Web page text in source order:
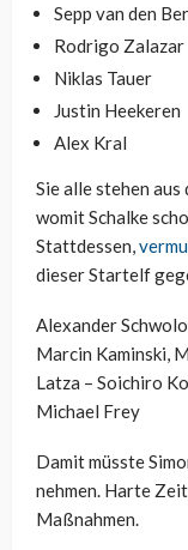
Sepp van den
Rodrigo Zalazar
Niklas Tauer
Justin Heekeren
Alex Kral
Sie alle stehen
womit Schalke
Stattdessen,
dieser Startelf
Alexander
Marcin Kaminski,
Latza – Soichiro
Michael Frey
Damit müsste
nehmen. Harte
Maßnahmen.